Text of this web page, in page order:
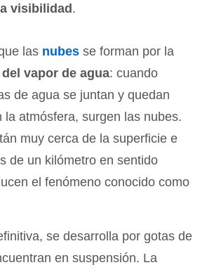
visibilidad .
las nubes se forman por la
vapor de agua: cuando
de agua se juntan y quedan
la atmósfera, surgen las nubes.
muy cerca de la superficie e
de un kilómetro en sentido
el fenómeno conocido como
se desarrolla por gotas de
en suspensión. La